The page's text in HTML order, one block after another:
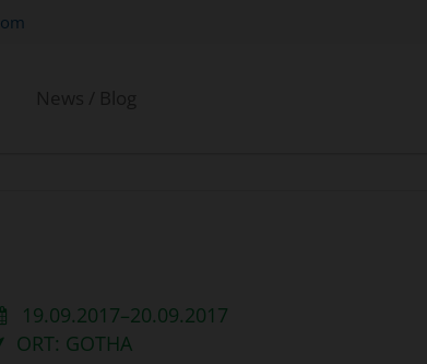
19.09.2017–20.09.2017
ORT: GOTHA